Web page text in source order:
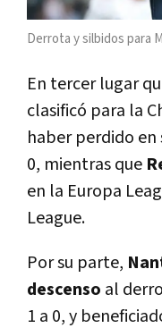
Derrota y silbidos para
En tercer lugar
clasificó para la
haber perdido en
0, mientras que
en la Europa
League.
Por su parte,
descenso al
1 a 0, y